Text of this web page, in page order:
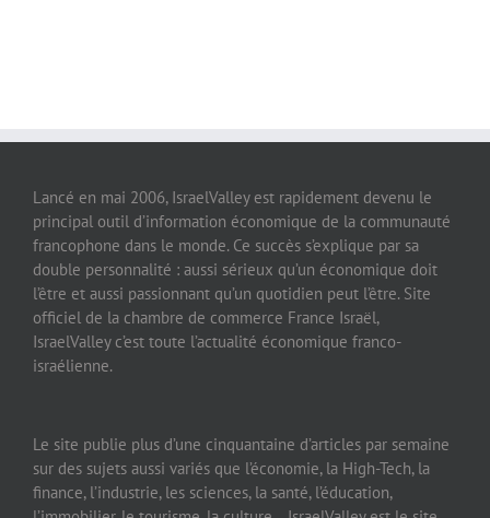
Lancé en mai 2006, IsraelValley est rapidement devenu le
principal outil d’information économique de la communauté
francophone dans le monde. Ce succès s’explique par sa
double personnalité : aussi sérieux qu’un économique doit
l’être et aussi passionnant qu’un quotidien peut l’être. Site
officiel de la chambre de commerce France Israël,
IsraelValley c’est toute l’actualité économique franco-
israélienne.
Le site publie plus d’une cinquantaine d’articles par semaine
sur des sujets aussi variés que l’économie, la High-Tech, la
finance, l’industrie, les sciences, la santé, l’éducation,